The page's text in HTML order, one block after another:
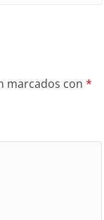
marcados con *